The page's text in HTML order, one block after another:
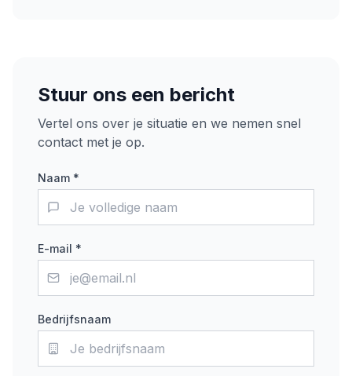
Stuur ons een bericht
Vertel ons over je situatie en we nemen snel
contact met je op.
Naam *
E-mail *
Bedrijfsnaam